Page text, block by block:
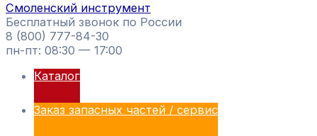
Смоленский инструмент
Бесплатный звонок по России
8 (800) 777-84-30
пн-пт: 08:30 — 17:00
Каталог
Заказ запасных частей / сервис